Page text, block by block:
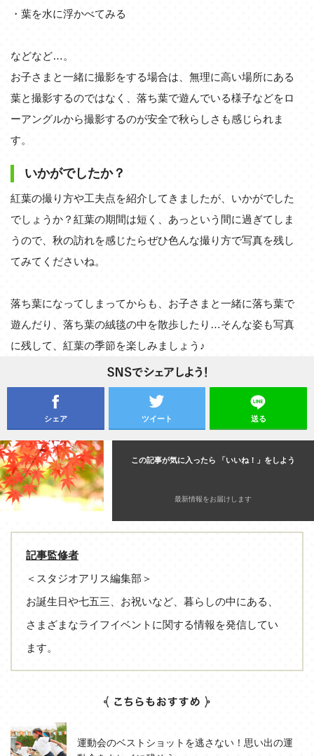
・葉を水に浮かべてみる
などなど…。
お子さまと一緒に撮影をする場合は、無理に高い場所にある
葉と撮影するのではなく、落ち葉で遊んでいる様子などをロ
ーアングルから撮影するのが安全で秋らしさも感じられま
す。
いかがでしたか？
紅葉の撮り方や工夫点を紹介してきましたが、いかがでした
でしょうか？紅葉の期間は短く、あっという間に過ぎてしま
うので、秋の訪れを感じたらぜひ色んな撮り方で写真を残し
てみてくださいね。
落ち葉になってしまってからも、お子さまと一緒に落ち葉で
遊んだり、落ち葉の絨毯の中を散歩したり…そんな姿も写真
に残して、紅葉の季節を楽しみましょう♪
シェア ツイート 送る
この記事が気に入ったら 「いいね！」をしよう
最新情報をお届けします
記事監修者
＜スタジオアリス編集部＞
お誕生日や七五三、お祝いなど、暮らしの中にある、
さまざまなライフイベントに関する情報を発信してい
ます。
運動会のベストショットを逃さない！思い出の運